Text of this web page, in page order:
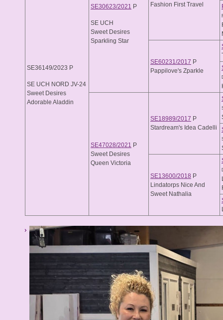
SE36149/2023 P
SE UCH NORD JV-24
Sweet Desires
Adorable Aladdin
SE30623/2021 P
SE UCH
Sweet Desires
Sparkling Star
Fashion First Travel
SE60231/2017 P
Pappilove's Zparkle
SE47028/2021 P
Sweet Desires
Queen Victoria
SE18989/2017 P
Stardream's Idea Cadelli
SE13600/2018 P
Lindatorps Nice And
Sweet Nathalia